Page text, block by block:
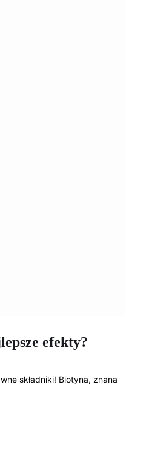
efekty?
składniki! Biotyna, znana